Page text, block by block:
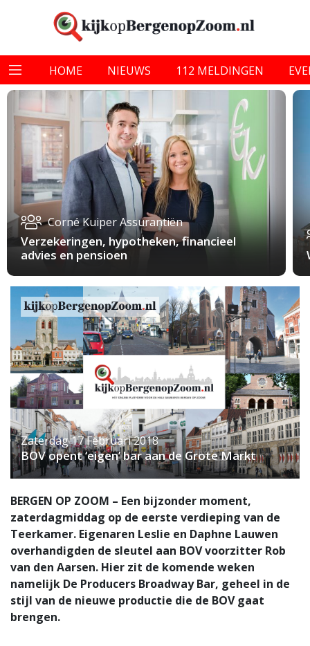
HOME NIEUWS 112 MELDINGEN
Corné Kuiper Assurantiën
Verzekeringen, hypotheken, financieel
advies en pensioen
Zaterdag 17 Februari 2018
BOV opent ‘eigen’ bar aan de Grote Markt
BERGEN OP ZOOM – Een bijzonder moment,
zaterdagmiddag op de eerste verdieping van de
Teerkamer. Eigenaren Leslie en Daphne Lauwen
overhandigden de sleutel aan BOV voorzitter Rob
van den Aarsen. Hier zit de komende weken
namelijk De Producers Broadway Bar, geheel in de
stijl van de nieuwe productie die de BOV gaat
brengen.